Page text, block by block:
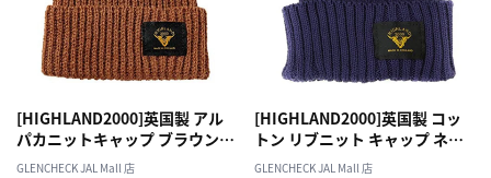
[HIGHLAND2000]英国製 アル
パカニットキャップ ブラウン
[ネコポス便出荷]
GLENCHECK JAL Mall 店
[HIGHLAND2000]英国製 コッ
トン リブニット キャップ ネイ
ビー [ネコポス便出荷]
GLENCHECK JAL Mall 店